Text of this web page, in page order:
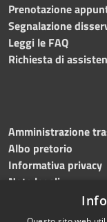
Prenotazione
Segnalazione
Leggi le FAQ
Richiesta di
Amministrazione
Albo pretorio
Informativa privacy
Note legali
Dichiarazione di